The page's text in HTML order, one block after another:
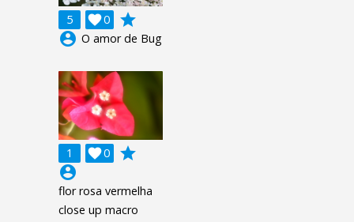
5 0

grade
account_circle O amor de Bug
1 0

grade
account_circle
flor rosa vermelha
close up macro